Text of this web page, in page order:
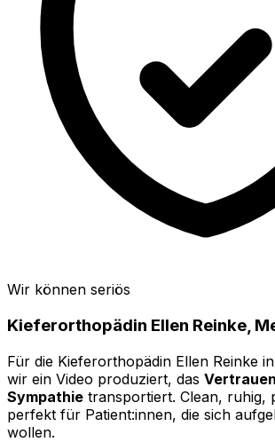
Wir können seriös
Kieferorthopädin Ellen Reinke,
Für die Kieferorthopädin Ellen Reinke
wir ein Video produziert, das
Sympathie transportiert. Clean, ruhig,
perfekt für Patient:innen, die sich
wollen.